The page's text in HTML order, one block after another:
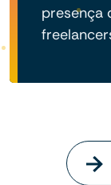
presença